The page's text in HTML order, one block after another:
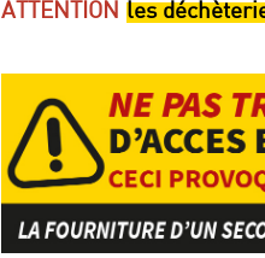
ATTENTION les